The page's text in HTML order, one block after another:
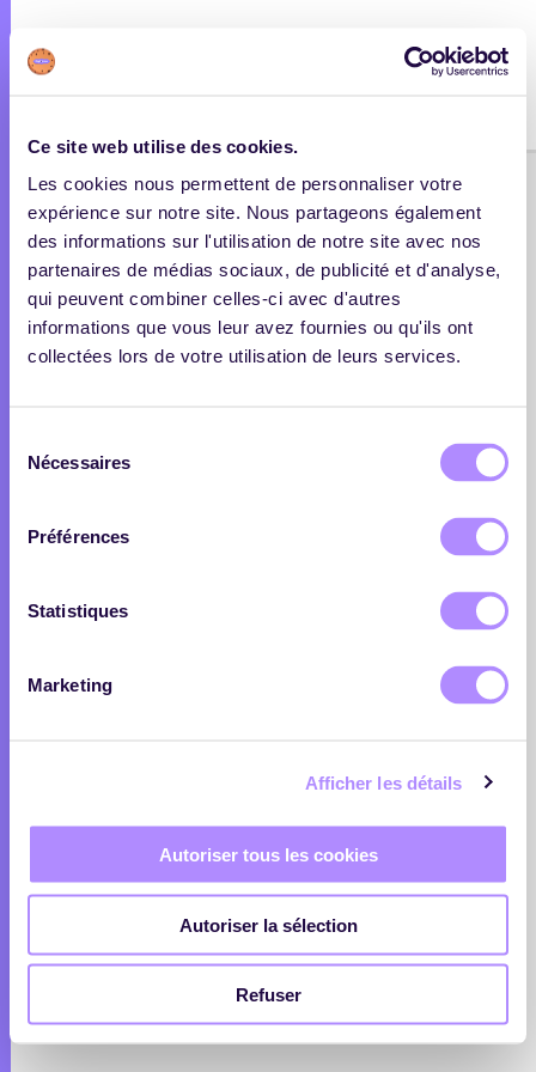
Ce site web utilise des cookies.
Les cookies nous permettent de personnaliser votre
expérience sur notre site. Nous partageons également
des informations sur l'utilisation de notre site avec nos
partenaires de médias sociaux, de publicité et d'analyse,
qui peuvent combiner celles-ci avec d'autres
informations que vous leur avez fournies ou qu'ils ont
collectées lors de votre utilisation de leurs services.
Nécessaires
Préférences
Statistiques
Marketing
Afficher les détails
Autoriser tous les cookies
Autoriser la sélection
Refuser
Digiforma Veille
Le service de veille gratuit à destination des
professionnels de la formation.
souhaitez faire de la veille
Recevez une newsletter avec les articles les plus
pertinents
Annotez, commentez et partagez chaque article
Générez automatiquement un tableau de suivi de